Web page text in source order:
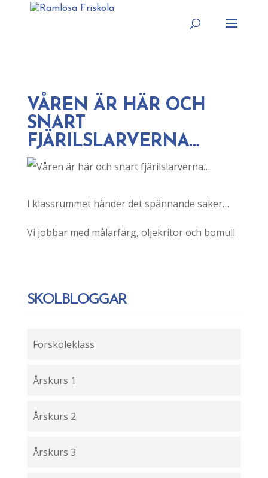
VÅREN ÄR HÄR OCH
SNART
FJÄRILSLARVERNA…
I klassrummet händer det spännande saker…
Vi jobbar med målarfärg, oljekritor och bomull.
SKOLBLOGGAR
Förskoleklass
Årskurs 1
Årskurs 2
Årskurs 3